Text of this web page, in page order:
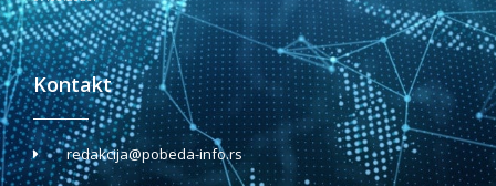
Kontakt
redakcija@pobeda-info.rs